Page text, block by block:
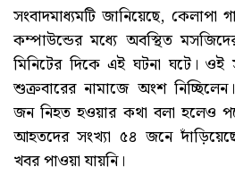
সংবাদমাধ্যমটি জানিয়েছে, কেলাপা
কম্পাউন্ডের মধ্যে অবস্থিত
মিনিটের দিকে এই ঘটনা ঘটে। ওই
শুক্রবারের নামাজে অংশ
জন নিহত হওয়ার কথা বলা হলেও
আহতদের সংখ্যা ৫৪ জনে
খবর পাওয়া যায়নি।